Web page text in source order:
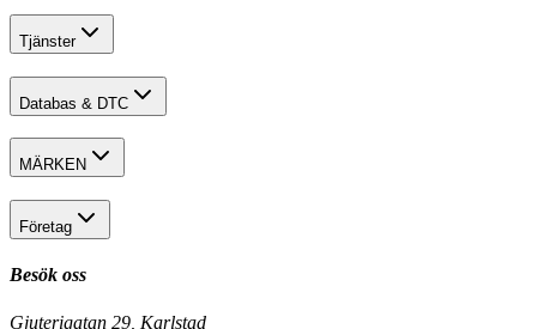
Tjänster
Databas & DTC
MÄRKEN
Företag
Besök oss
Gjuterigatan 29, Karlstad